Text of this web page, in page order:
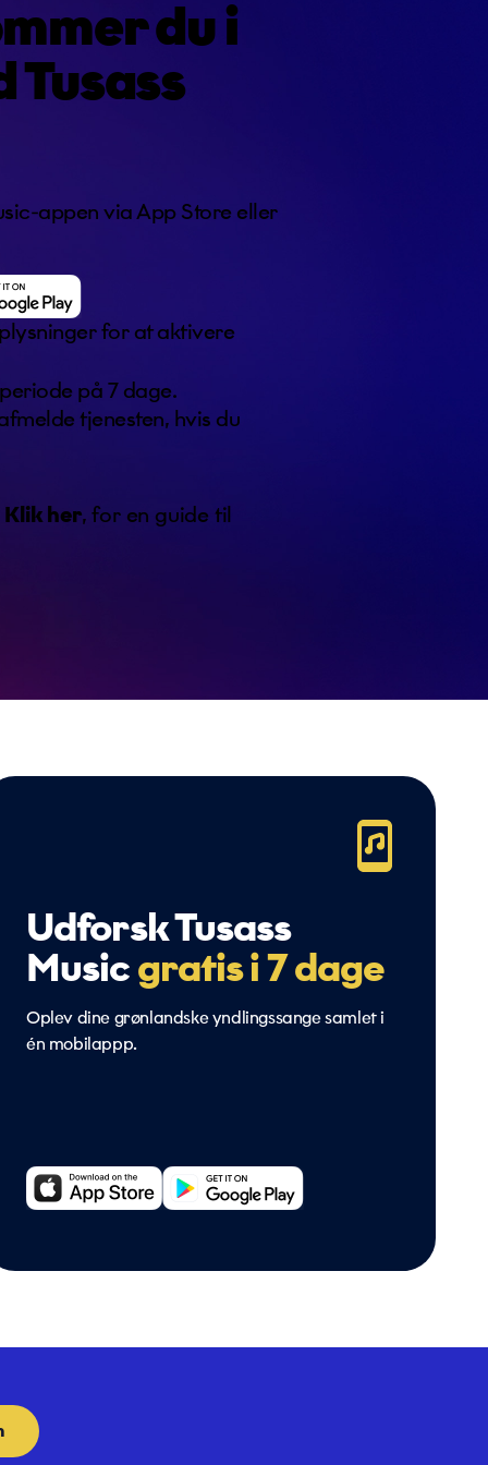
du i
Tusass
appen via App Store eller
for at aktivere
på 7 dage.
tjenesten, hvis du
Klik her, for en guide til
Udforsk Tusass
Musicgratis i 7 dage
Oplev dine grønlandske yndlingssange samlet i
én mobilappp.